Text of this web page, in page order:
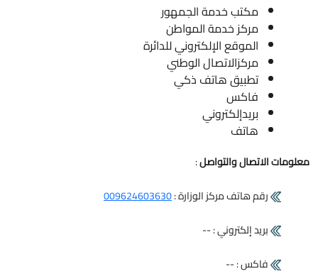
مكتب خدمة الجمهور
مركز خدمة المواطن
الموقع الإلكتروني للدائرة
مركزالاتصال الوطني
تطبيق هاتف ذكي
فاكس
بريدإلكتروني
هاتف
معلومات الاتصال والتواصل:
رقم هاتف مركز الوزارة :009624603630
بريد إلكتروني : --
فاكس : --